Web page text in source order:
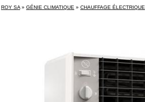
ROY SA » GÉNIE CLIMATIQUE » CHAUFFAGE ÉLECTRIQUE